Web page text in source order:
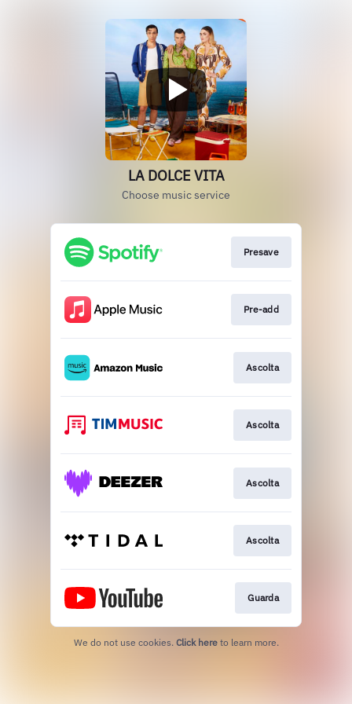
LA DOLCE VITA
Choose music service
Presave
Pre-add
Ascolta
Ascolta
Ascolta
Ascolta
Guarda
We do not use cookies. Click here to learn more.